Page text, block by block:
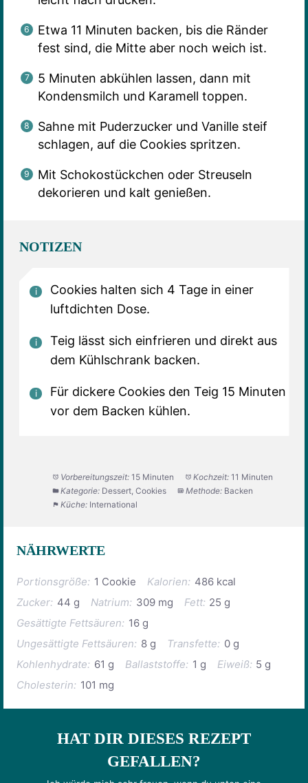
Etwa 11 Minuten backen, bis die Ränder
fest sind, die Mitte aber noch weich ist.
5 Minuten abkühlen lassen, dann mit
Kondensmilch und Karamell toppen.
Sahne mit Puderzucker und Vanille steif
schlagen, auf die Cookies spritzen.
Mit Schokostückchen oder Streuseln
dekorieren und kalt genießen.
NOTIZEN
Cookies halten sich 4 Tage in einer
luftdichten Dose.
Teig lässt sich einfrieren und direkt aus
dem Kühlschrank backen.
Für dickere Cookies den Teig 15 Minuten
vor dem Backen kühlen.
Vorbereitungszeit: 15 Minuten Kochzeit: 11 Minuten
Kategorie: Dessert, Cookies Methode: Backen
Küche: International
NÄHRWERTE
Portionsgröße: 1 Cookie Kalorien: 486 kcal
Zucker: 44 g Natrium: 309 mg Fett: 25 g
Gesättigte Fettsäuren: 16 g
Ungesättigte Fettsäuren: 8 g Transfette: 0 g
Kohlenhydrate: 61 g Ballaststoffe: 1 g Eiweiß: 5 g
Cholesterin: 101 mg
HAT DIR DIESES REZEPT
GEFALLEN?